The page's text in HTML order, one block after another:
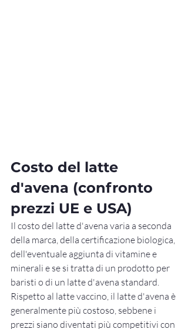
Costo del latte
d'avena (confronto
prezzi UE e USA)
Il costo del latte d'avena varia a seconda
della marca, della certificazione biologica,
dell'eventuale aggiunta di vitamine e
minerali e se si tratta di un prodotto per
baristi o di un latte d'avena standard.
Rispetto al latte vaccino, il latte d'avena è
generalmente più costoso, sebbene i
prezzi siano diventati più competitivi con